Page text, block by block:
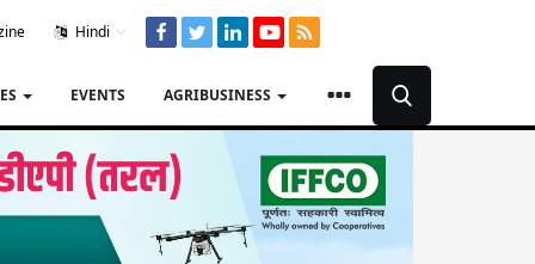
Hindi
EVENTS AGRIBUSINESS